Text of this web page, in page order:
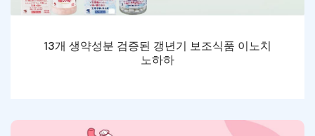
13개 생약성분 검증된 갱년기 보조식품 이노치
노하하